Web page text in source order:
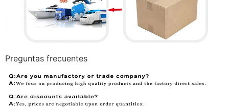
Preguntas frecuentes